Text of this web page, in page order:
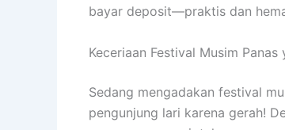
bayar deposit—praktis dan
Keceriaan Festival Musim
Sedang mengadakan festival
pengunjung lari karena gerah!